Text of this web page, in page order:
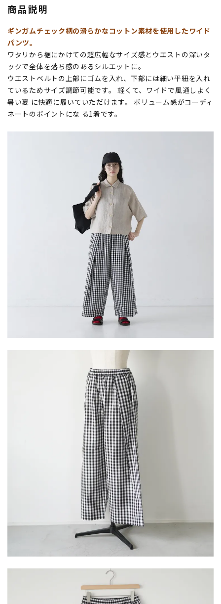
商品説明
ギンガムチェック柄の滑らかなコットン素材を使用したワイド
パンツ。
ワタリから裾にかけての超広幅なサイズ感とウエストの深いタ
ックで全体を落ち感のあるシルエットに。
ウエストベルトの上部にゴムを入れ、下部には細い平紐を入れ
ているためサイズ調節可能です。 軽くて、ワイドで風通しよく
暑い夏 に快適に履いていただけます。 ボリューム感がコーディ
ネートのポイントにな る1着です。